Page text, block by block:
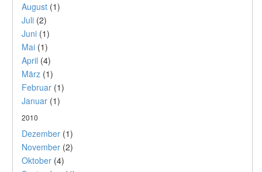
August (1)
Juli (2)
Juni (1)
Mai (1)
April (4)
März (1)
Februar (1)
Januar (1)
2010
Dezember (1)
November (2)
Oktober (4)